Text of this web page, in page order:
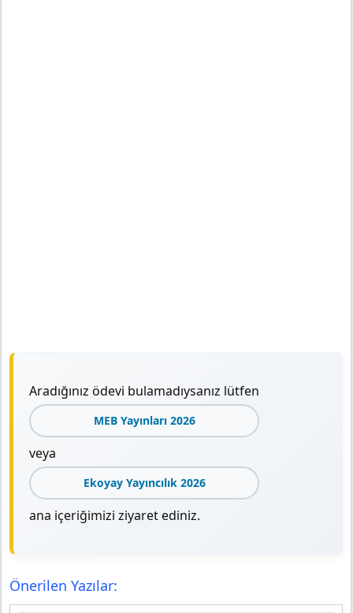
Aradığınız ödevi bulamadıysanız lütfen
MEB Yayınları 2026
veya
Ekoyay Yayıncılık 2026
ana içeriğimizi ziyaret ediniz.
Önerilen Yazılar: